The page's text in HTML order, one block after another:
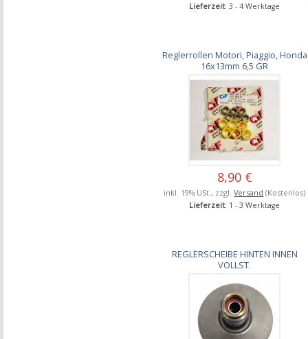
Lieferzeit: 3 - 4 Werktage
Reglerrollen Motori, Piaggio, Honda
16x13mm 6,5 GR
8,90 €
inkl. 19% USt., zzgl.Versand (Kostenlos)
Lieferzeit: 1 - 3 Werktage
REGLERSCHEIBE HINTEN INNEN
VOLLST.